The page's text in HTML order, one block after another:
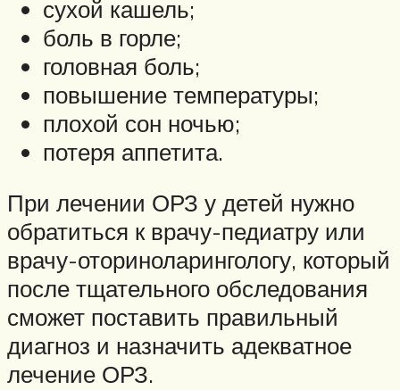
сухой кашель;
боль в горле;
головная боль;
повышение температуры;
плохой сон ночью;
потеря аппетита.
При лечении ОРЗ у детей нужно
обратиться к врачу-педиатру или
врачу-оториноларингологу, который
после тщательного обследования
сможет поставить правильный
диагноз и назначить адекватное
лечение ОРЗ.